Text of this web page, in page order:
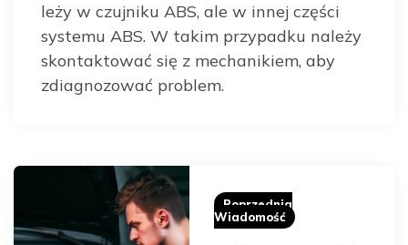
leży w czujniku ABS, ale w innej części
systemu ABS. W takim przypadku należy
skontaktować się z mechanikiem, aby
zdiagnozować problem.
Post
navigation
Poprzednia
Wiadomość